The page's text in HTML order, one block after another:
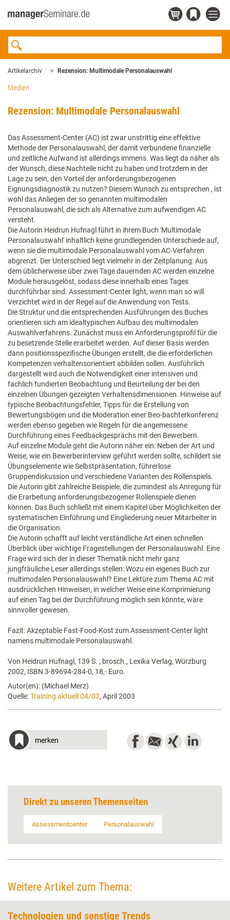
Artikelarchiv Rezension: Multimodale Personalauswahl
Medien
Rezension: Multimodale Personalauswahl
Das Assessment-Center (AC) ist zwar unstrittig eine effektive
Methode der Personalauswahl, der damit verbundene finanzielle
und zeitliche Aufwand ist allerdings immens. Was liegt da näher als
der Wunsch, diese Nachteile nicht zu haben und trotzdem in der
Lage zu sein, den Vorteil der anforderungsbezogenen
Eignungsdiagnostik zu nutzen? Diesem Wunsch zu entsprechen , ist
wohl das Anliegen der so genannten multimodalen
Personalauswahl, die sich als Alternative zum aufwendigen AC
versteht.
Die Autorin Heidrun Hufnagl führt in ihrem Buch 'Multimodale
Personalauswahl' inhaltlich keine grundlegenden Unterschiede auf,
wenn sie die multimodale Personalauswahl vom AC-Verfahren
abgrenzt. Der Unterschied liegt vielmehr in der Zeitplanung: Aus
dem üblicherweise über zwei Tage dauernden AC werden einzelne
Module herausgelöst, sodass diese innerhalb eines Tages
durchführbar sind. Assessment-Center light, wenn man so will.
Verzichtet wird in der Regel auf die Anwendung von Tests.
Die Struktur und die entsprechenden Ausführungen des Buches
orientieren sich am idealtypischen Aufbau des multimodalen
Auswahlverfahrens. Zunächst muss ein Anforderungsprofil für die
zu besetzende Stelle erarbeitet werden. Auf dieser Basis werden
dann positionsspezifische Übungen erstellt, die die erforderlichen
Kompetenzen verhaltensorientiert abbilden sollen. Ausführlich
dargestellt wird auch die Notwendigkeit einer intensiven und
fachlich fundierten Beobachtung und Beurteilung der bei den
einzelnen Übungen gezeigten Verhaltensdimensionen. Hinweise auf
typische Beobachtungsfehler, Tipps für die Erstellung von
Bewertungsbögen und die Moderation einer Beo-bachterkonferenz
werden ebenso gegeben wie Regeln für die angemessene
Durchführung eines Feedbackgesprächs mit den Bewerbern.
Auf einzelne Module geht die Autorin näher ein: Neben der Art und
Weise, wie ein Bewerberinterview geführt werden sollte, schildert sie
Übungselemente wie Selbstpräsentation, führerlose
Gruppendiskussion und verschiedene Varianten des Rollenspiels.
Die Autorin gibt zahlreiche Beispiele, die zumindest als Anregung für
die Erarbeitung anforderungsbezogener Rollenspiele dienen
können. Das Buch schließt mit einem Kapitel über Möglichkeiten der
systematischen Einführung und Eingliederung neuer Mitarbeiter in
die Organisation.
Die Autorin schafft auf leicht verständliche Art einen schnellen
Überblick über wichtige Fragestellungen der Personalauswahl. Eine
Frage wird sich der in dieser Thematik nicht mehr ganz
jungfräuliche Leser allerdings stellen: Wozu ein eigenes Buch zur
multimodalen Personalauswahl? Eine Lektüre zum Thema AC mit
ausdrücklichen Hinweisen, in welcher Weise eine Komprimierung
auf einen Tag bei der Durchführung möglich sein könnte, wäre
sinnvoller gewesen.
Fazit: Akzeptable Fast-Food-Kost zum Assessment-Center light
namens multimodale Personalauswahl.
Von Heidrun Hufnagl, 139 S. , brosch., Lexika Verlag, Würzburg
2002, ISBN 3-89694-284-0, 18,- Euro.
Autor(en): (Michael Merz)
Quelle:Training aktuell 04/03, April 2003
merken
Direkt zu unseren Themenseiten
Assessmentcenter Personalauswahl
Weitere Artikel zum Thema:
Technologien und sonstige Trends